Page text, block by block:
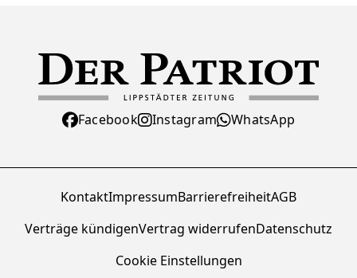
Facebook Instagram WhatsApp
KontaktImpressumBarrierefreiheitAGB
Verträge kündigenVertrag widerrufenDatenschutz
Cookie Einstellungen